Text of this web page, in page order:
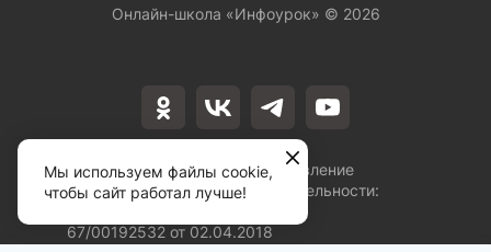
Лицензия на осуществление
образовательной деятельности:
67/00192532 от 02.04.2018
Онлайн-школа «Инфоурок» © 2026
Мы используем файлы cookie,
чтобы сайт работал лучше!